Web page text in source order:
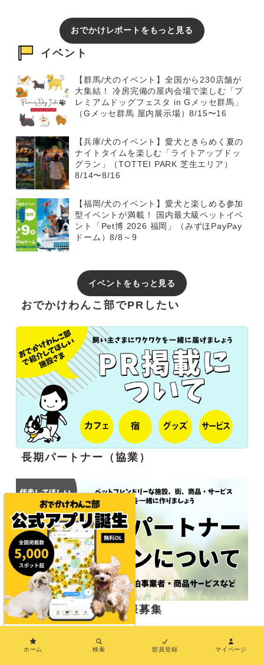
おでかけレポートをもっと見る
イベント
【群馬/犬のイベント】全国から230店舗が
大集結！ 冷房完備の屋内会場で楽しむ「プ
レミアムドッグフェスタ in Gメッセ群馬」
（Gメッセ群馬 屋内展示場）8/15〜16
【兵庫/犬のイベント】愛犬ときらめく夏の
ナイトタイムを楽しむ「ライトアップドッ
グラン」（TOTTEI PARK 芝生エリア）
8/14〜8/16
【福岡/犬のイベント】愛犬と楽しめる参加
型イベントが満載！ 国内最大級ペットイベ
ント「Pet博 2026 福岡」（みずほPayPay
ドーム）8/8～9
イベントをもっと見る
おでかけわんこ部でPRしたい
長期パートナー（協業）
応援サポーター企業様募集
ホーム 検索 部員登録 マイページ